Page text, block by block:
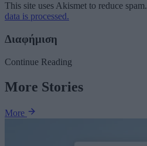
This site uses Akismet to reduce spam.
data is processed.
Διαφήμιση
Continue Reading
More Stories
More